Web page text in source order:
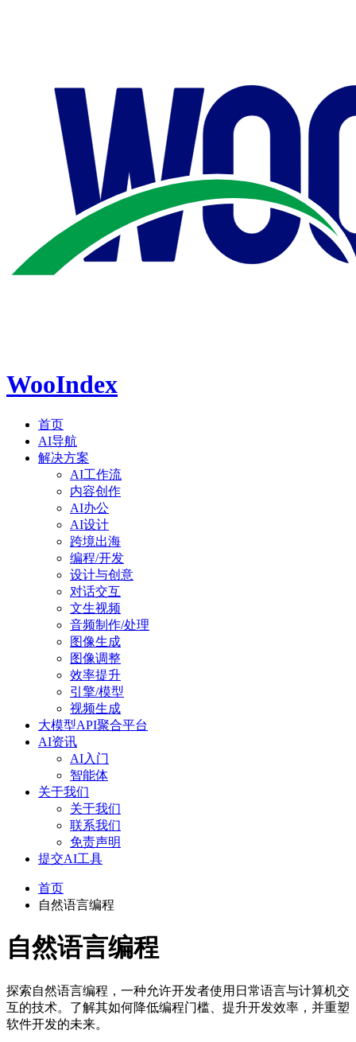
WooIndex
首页
AI导航
解决方案
AI工作流
内容创作
AI办公
AI设计
跨境出海
编程/开发
设计与创意
对话交互
文生视频
音频制作/处理
图像生成
图像调整
效率提升
引擎/模型
视频生成
大模型API聚合平台
AI资讯
AI入门
智能体
关于我们
关于我们
联系我们
免责声明
提交AI工具
首页
自然语言编程
自然语言编程
探索自然语言编程，一种允许开发者使用日常语言与计算机交
互的技术。了解其如何降低编程门槛、提升开发效率，并重塑
软件开发的未来。